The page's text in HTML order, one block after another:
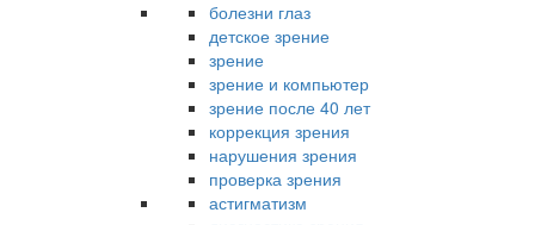
болезни глаз
детское зрение
зрение
зрение и компьютер
зрение после 40 лет
коррекция зрения
нарушения зрения
проверка зрения
астигматизм